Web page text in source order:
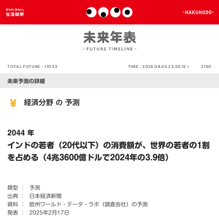
TOTAL FUTURE :17033 TIME :2026.08.05 23:20:12 > 2150
未来予測の詳細
経済分野 の 予測
2044 年
インドの若者（20代以下）の消費額が、世界の若者の1割
を占める（4兆3600億ドルで2024年の3.9倍）
類型 ：
予測
出典 ：
日本経済新聞
資料 ：
欧州ワールド・データ・ラボ（調査会社）の予測
発表 ：
2025年2月17日